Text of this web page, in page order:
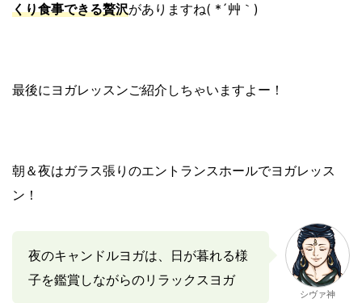
くり食事できる贅沢がありますね( *´艸｀)
最後にヨガレッスンご紹介しちゃいますよー！
朝＆夜はガラス張りのエントランスホールでヨガレッス
ン！
夜のキャンドルヨガは、日が暮れる様
子を鑑賞しながらのリラックスヨガ
シヴァ神